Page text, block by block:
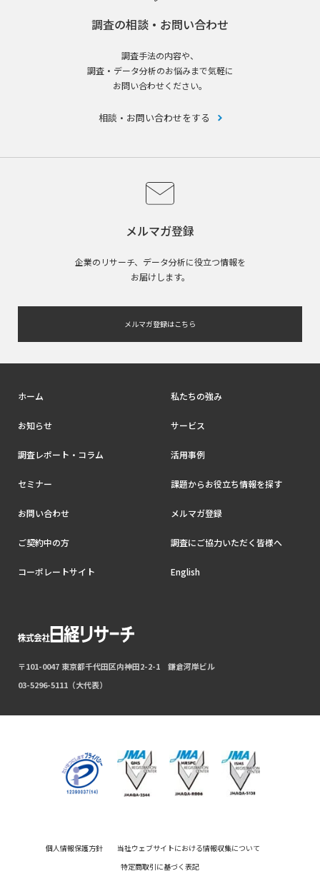
調査の相談・お問い合わせ
調査手法の内容や、
調査・データ分析のお悩みまで気軽に
お問い合わせください。
相談・お問い合わせをする
メルマガ登録
企業のリサーチ、データ分析に役立つ情報を
お届けします。
メルマガ登録はこちら
ホーム 私たちの強み
お知らせ サービス
調査レポート・コラム 活用事例
セミナー 課題からお役立ち情報を探す
お問い合わせ メルマガ登録
ご契約中の方 調査にご協力いただく皆様へ
コーポレートサイト English
〒101-0047 東京都千代田区内神田2-2-1 鎌倉河岸ビル
03-5296-5111（大代表）
個人情報保護方針
当社ウェブサイトにおける情報収集について
特定商取引に基づく表記